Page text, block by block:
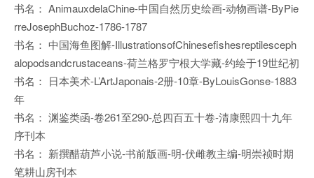
书名： AnimauxdelaChine-中国自然历史绘画-动物画谱-ByPie
rreJosephBuchoz-1786-1787
书名： 中国海鱼图解-IllustrationsofChinesefishesreptilesceph
alopodsandcrustaceans-荷兰格罗宁根大学藏-约绘于19世纪初
书名： 日本美术-L’ArtJaponais-2册-10章-ByLouisGonse-1883
年
书名： 渊鉴类函-卷261至290-总四百五十卷-清康熙四十九年
序刊本
书名： 新撰醋葫芦小说-书前版画-明-伏雌教主编-明崇祯时期
笔耕山房刊本